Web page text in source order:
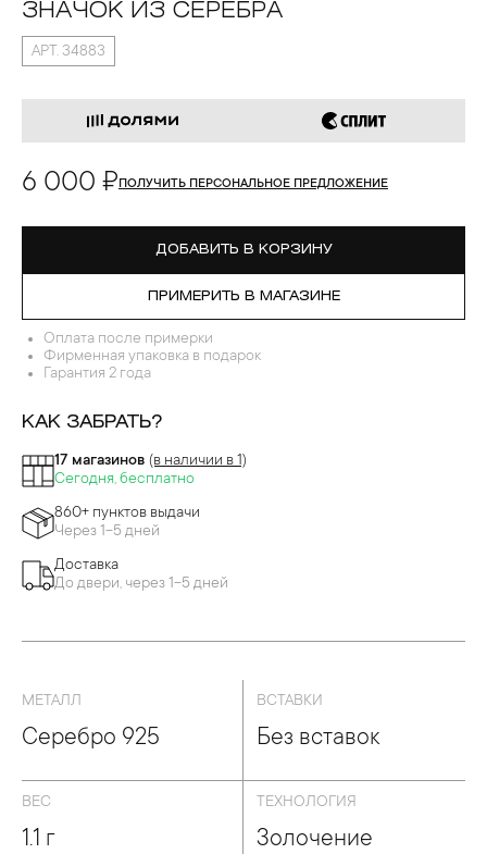
ЗНАЧОК ИЗ СЕРЕБРА
АРТ. 34883
6 000 ₽ ПОЛУЧИТЬ ПЕРСОНАЛЬНОЕ ПРЕДЛОЖЕНИЕ
ДОБАВИТЬ В КОРЗИНУ
ПРИМЕРИТЬ В МАГАЗИНЕ
Оплата после примерки
Фирменная упаковка в подарок
Гарантия 2 года
КАК ЗАБРАТЬ?
17 магазинов (в наличии в 1)
Сегодня, бесплатно
860+ пунктов выдачи
Через 1-5 дней
Доставка
До двери, через 1-5 дней
МЕТАЛЛ
Серебро 925
ВСТАВКИ
Без вставок
ВЕС
1.1 г
ТЕХНОЛОГИЯ
Золочение